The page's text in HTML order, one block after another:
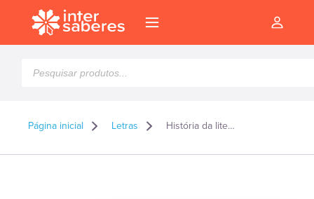
produtos
Página inicial Letras História da literatura universal